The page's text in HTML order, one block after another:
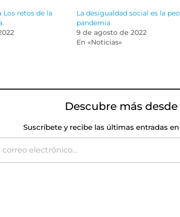
Los retos de la
La desigualdad social es la
pandemia
9 de agosto de 2022
En «Noticias»
Descubre más desde
Suscríbete y recibe las últimas entradas